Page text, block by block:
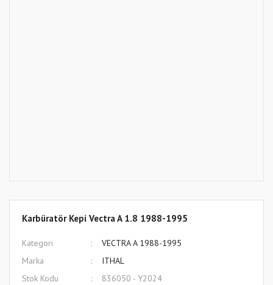
Karbüratör Kepi Vectra A 1.8 1988-1995
Kategori
VECTRA A 1988-1995
Marka
ITHAL
Stok Kodu
836050 - Y2024